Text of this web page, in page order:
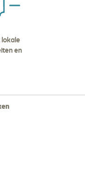
lokale
en